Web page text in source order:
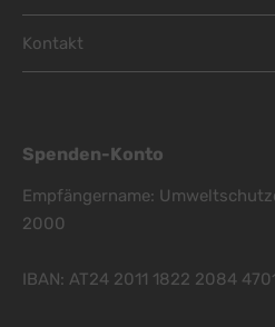
Kontakt
Spenden-Konto
Empfängername:
2000
IBAN: AT24 2011 1822 2084